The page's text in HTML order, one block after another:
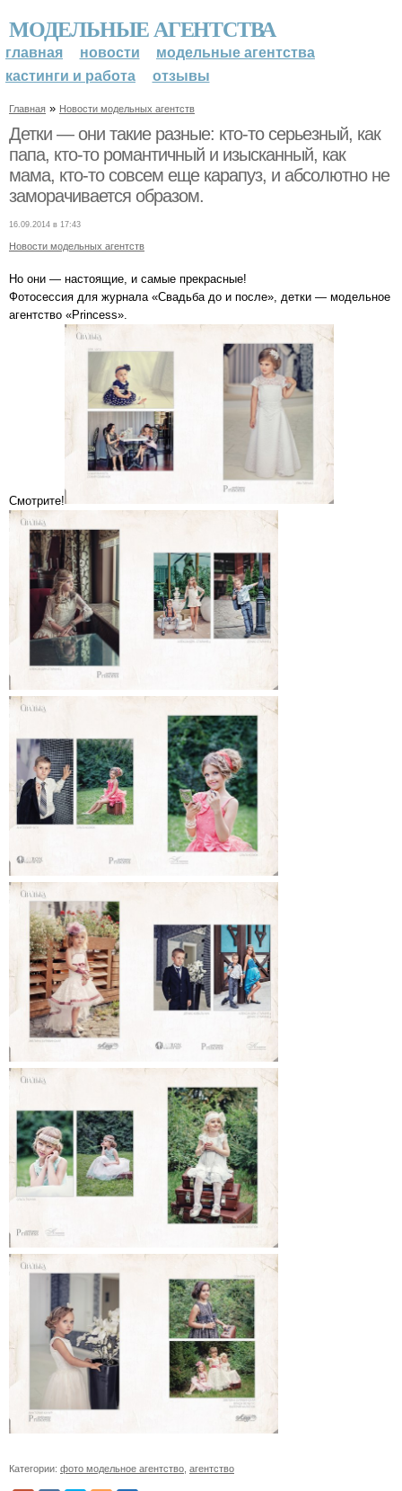
МОДЕЛЬНЫЕ АГЕНТСТВА
главная новости
модельные агентства
кастинги и работа
отзывы
Главная » Новости модельных агентств
Детки — они такие разные: кто-то серьезный, как
папа, кто-то романтичный и изысканный, как
мама, кто-то совсем еще карапуз, и абсолютно не
заморачивается образом.
16.09.2014 в 17:43
Новости модельных агентств
Но они — настоящие, и самые прекрасные!
Фотосессия для журнала «Свадьба до и после», детки — модельное
агентство «Princess».
Смотрите!
Категории: фото модельное агентство, агентство